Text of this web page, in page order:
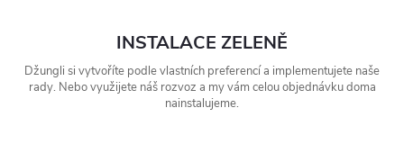
INSTALACE ZELENĚ
Džungli si vytvoříte podle vlastních preferencí a implementujete naše
rady. Nebo využijete náš rozvoz a my vám celou objednávku doma
nainstalujeme.